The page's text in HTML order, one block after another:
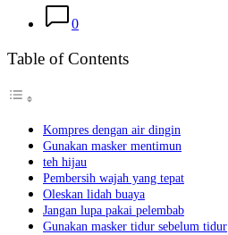
0
Table of Contents
Kompres dengan air dingin
Gunakan masker mentimun
teh hijau
Pembersih wajah yang tepat
Oleskan lidah buaya
Jangan lupa pakai pelembab
Gunakan masker tidur sebelum tidur